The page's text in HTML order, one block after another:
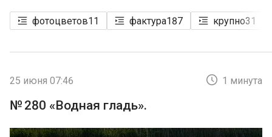
фотоцветов11 фактура187 крупно31
25 июня 07:46 1 минута
№ 280 «Водная гладь».